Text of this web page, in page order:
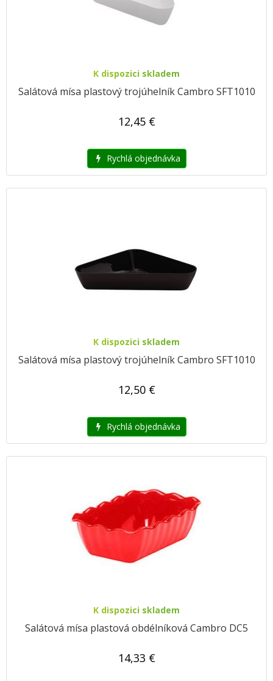
K dispozici skladem
Salátová mísa plastový trojúhelník Cambro SFT1010
12,45 €
Rychlá objednávka
K dispozici skladem
Salátová mísa plastový trojúhelník Cambro SFT1010
12,50 €
Rychlá objednávka
K dispozici skladem
Salátová mísa plastová obdélníková Cambro DC5
14,33 €